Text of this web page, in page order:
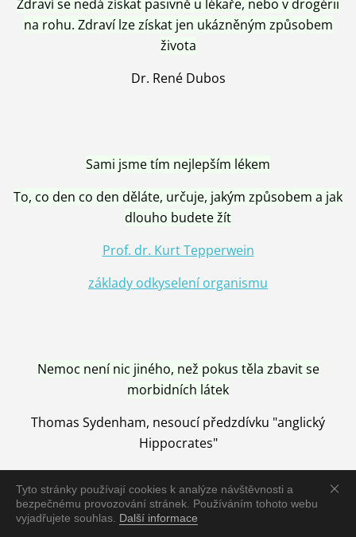
Tyto stránky používají cookies k analýze návštěvnosti a
bezpečnému provozování stránek. Používáním tohoto webu
vyjadřujete souhlas. Další informace
Zdraví se nedá získat pasivně u lékaře, nebo v drogérii
na rohu. Zdraví lze získat jen ukázněným způsobem
života
Dr. René Dubos
Sami jsme tím nejlepším lékem
To, co den co den děláte, určuje, jakým způsobem a jak
dlouho budete žít
Prof. dr. Kurt Tepperwein
základy odkyselení organismu
Nemoc není nic jiného, než pokus těla zbavit se
morbidních látek
Thomas Sydenham, nesoucí předzdívku "anglický
Hippocrates"
Nemoc je vyléčena jen pomocí Přírody, neutralizací a